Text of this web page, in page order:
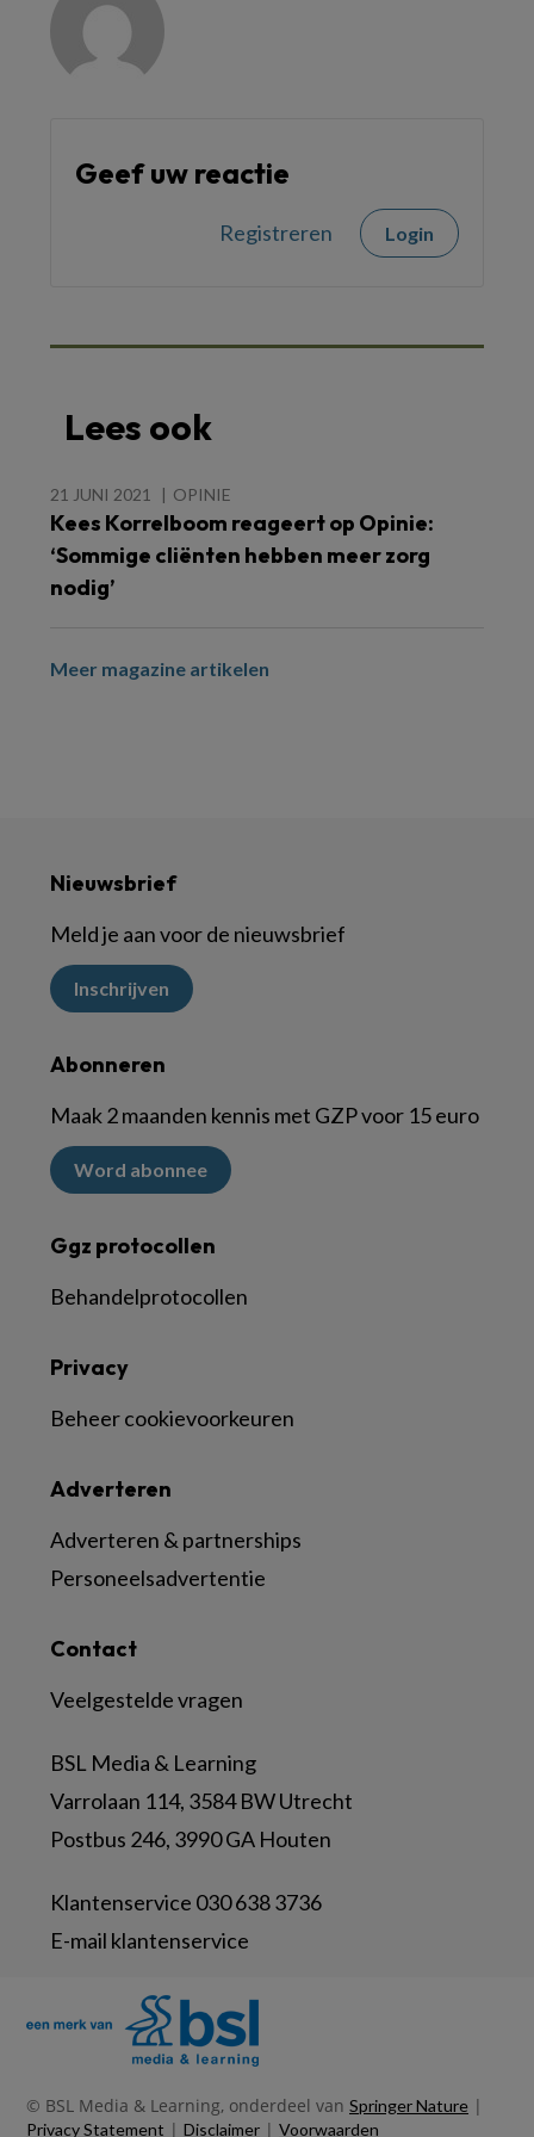
Geef uw reactie
Registreren Login
Lees ook
21 JUNI 2021 OPINIE
Kees Korrelboom reageert op Opinie:
‘Sommige cliënten hebben meer zorg
nodig’
Meer magazine artikelen
Nieuwsbrief
Meld je aan voor de nieuwsbrief
Inschrijven
Abonneren
Maak 2 maanden kennis met GZP voor 15 euro
Word abonnee
Ggz protocollen
Behandelprotocollen
Contact
Veelgestelde vragen
BSL Media & Learning
Varrolaan 114, 3584 BW Utrecht
Postbus 246, 3990 GA Houten
Klantenservice 030 638 3736
E-mail klantenservice
Adverteren
Adverteren & partnerships
Personeelsadvertentie
Privacy
Beheer cookievoorkeuren
© BSL Media & Learning, onderdeel van Springer Nature |
Privacy Statement | Disclaimer | Voorwaarden